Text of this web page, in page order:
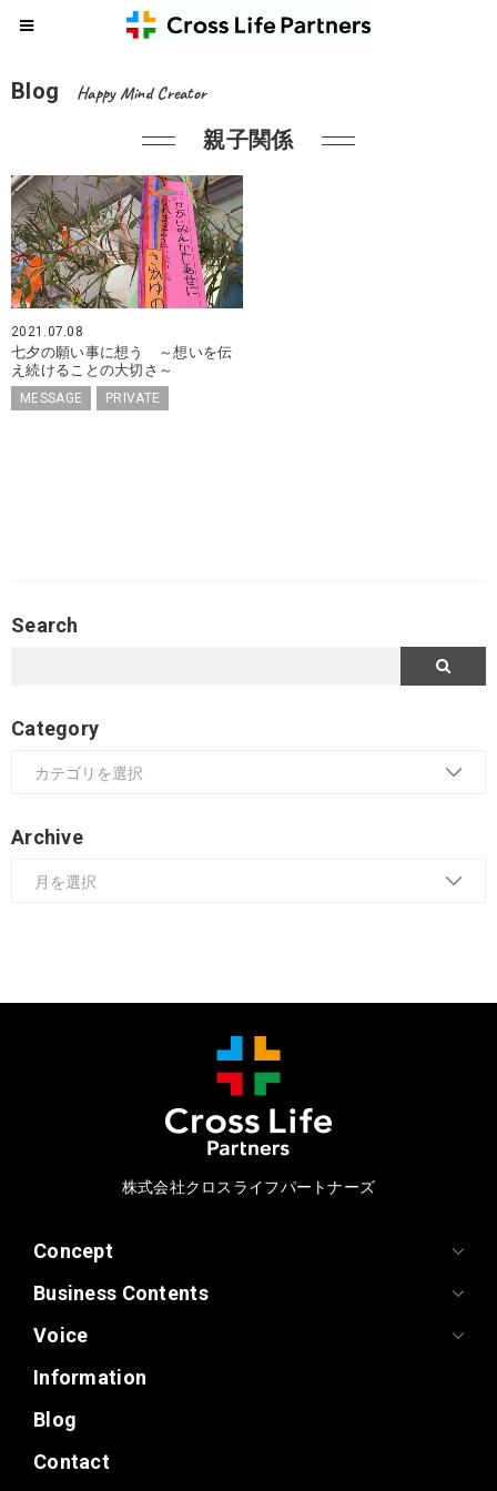
Blog Happy Mind Creator
親子関係
2021.07.08
七夕の願い事に想う ～想いを伝
え続けることの大切さ～
MESSAGE PRIVATE
Search
Category
Archive
株式会社クロスライフパートナーズ
Concept
Business Contents
Voice
Information
Blog
Contact